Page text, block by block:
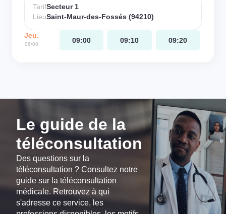
TarifSecteur 1
LieuSaint-Maur-des-Fossés (94210)
Jeu.
06/08 09:00 09:10 09:20
Le guide de la
téléconsultation
Des questions sur la
téléconsultation ? Consultez notre
guide sur la téléconsultation
médicale. Retrouvez à qui
s'adresse ce service, les